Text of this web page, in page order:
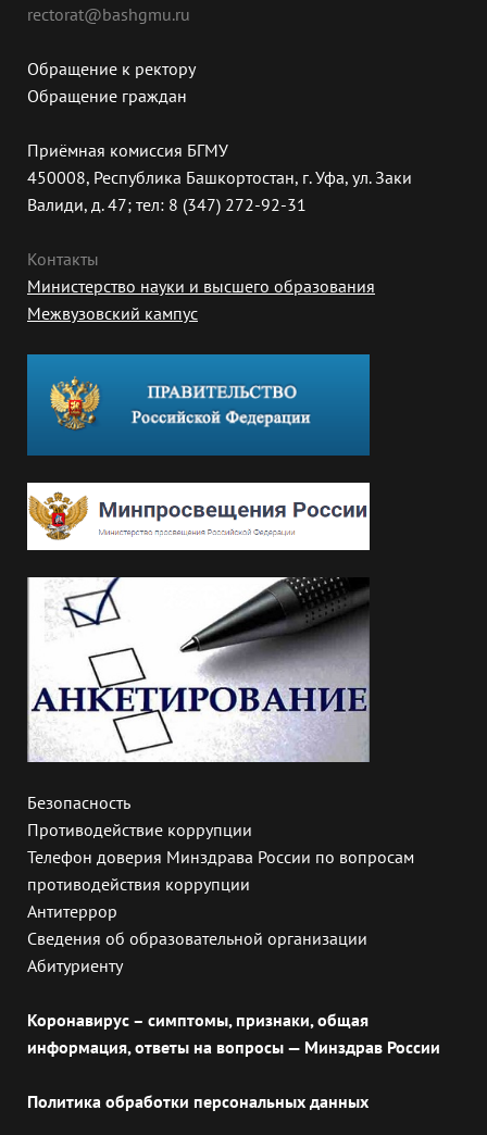
rectorat@bashgmu.ru
Обращение к ректору
Обращение граждан
Приёмная комиссия БГМУ
450008, Республика Башкортостан, г. Уфа, ул. Заки
Валиди, д. 47; тел: 8 (347) 272-92-31
Контакты
Министерство науки и высшего образования
Межвузовский кампус
Безопасность
Противодействие коррупции
Телефон доверия Минздрава России по вопросам
противодействия коррупции
Антитеррор
Сведения об образовательной организации
Абитуриенту
Коронавирус – симптомы, признаки, общая
информация, ответы на вопросы — Минздрав России
Политика обработки персональных данных